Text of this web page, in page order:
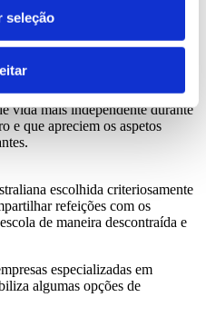
seleção
duas soluções de alojamento
dormitórios, ideais para os
vida mais independente durante
e que apreciem os aspetos
escolhida criteriosamente
refeições com os
de maneira descontraída e
especializadas em
algumas opções de